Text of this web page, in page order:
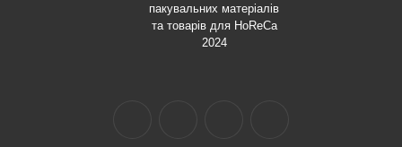
пакувальних матеріалів
та товарів для HoReCa
2024